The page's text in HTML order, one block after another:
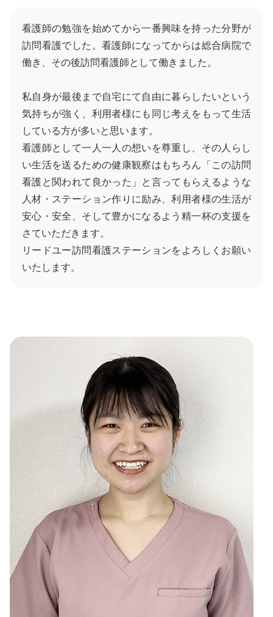
看護師の勉強を始めてから一番興味を持った分野が
訪問看護でした。看護師になってからは総合病院で
働き、その後訪問看護師として働きました。
私自身が最後まで自宅にて自由に暮らしたいという
気持ちが強く、利用者様にも同じ考えをもって生活
している方が多いと思います。
看護師として一人一人の想いを尊重し、その人らし
い生活を送るための健康観察はもちろん「この訪問
看護と関われて良かった」と言ってもらえるような
人材・ステーション作りに励み、利用者様の生活が
安心・安全、そして豊かになるよう精一杯の支援を
さていただきます。
リードユー訪問看護ステーションをよろしくお願い
いたします。